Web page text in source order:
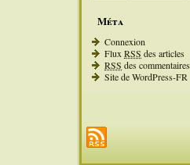
Méta
Connexion
Flux RSS des articles
RSS des commentaires
Site de WordPress-FR